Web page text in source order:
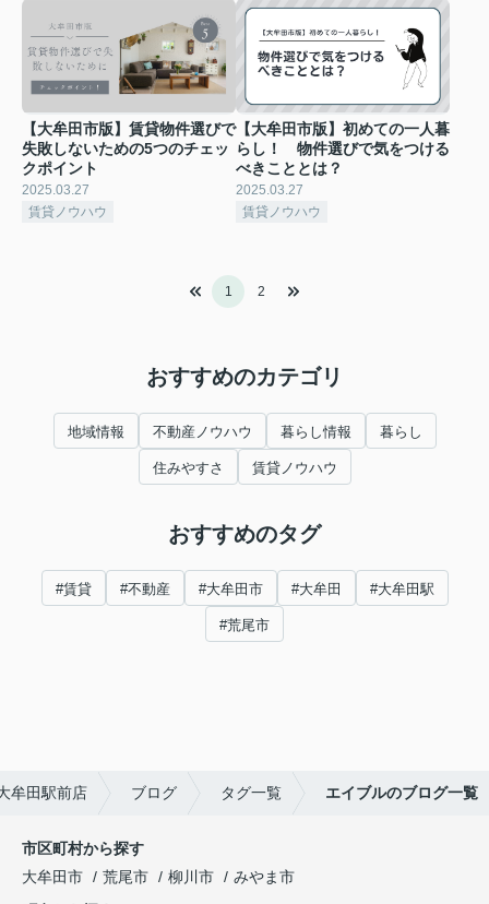
【大牟田市版】賃貸物件選びで
失敗しないための5つのチェッ
クポイント
2025.03.27
賃貸ノウハウ
【大牟田市版】初めての一人暮
らし！ 物件選びで気をつける
べきこととは？
2025.03.27
賃貸ノウハウ
1 2
おすすめのカテゴリ
地域情報 不動産ノウハウ 暮らし情報 暮らし
住みやすさ 賃貸ノウハウ
おすすめのタグ
#賃貸 #不動産 #大牟田市 #大牟田 #大牟田駅
#荒尾市
牟田駅前店 ブログ タグ一覧 エイブルのブログ一覧
市区町村から探す
大牟田市
荒尾市 柳川市
みやま市